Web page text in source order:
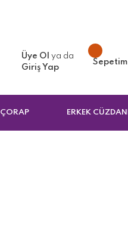
Üye Ol ya da
Giriş Yap
Sepetim
ÇORAP ERKEK CÜZDANI